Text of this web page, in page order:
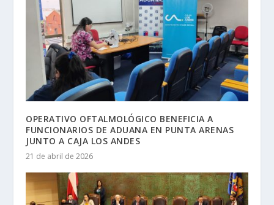
OPERATIVO OFTALMOLÓGICO BENEFICIA A
FUNCIONARIOS DE ADUANA EN PUNTA ARENAS
JUNTO A CAJA LOS ANDES
21 de abril de 2026